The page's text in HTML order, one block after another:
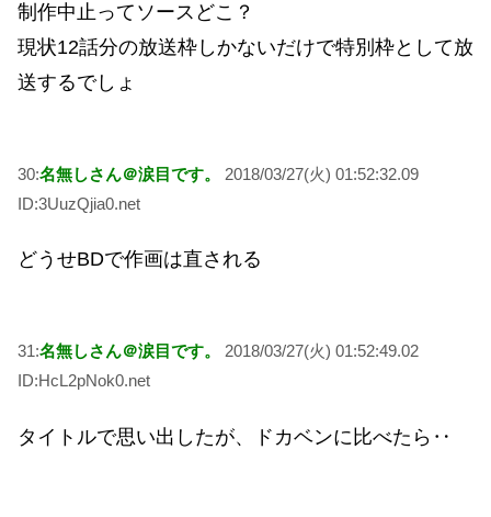
制作中止ってソースどこ？
現状12話分の放送枠しかないだけで特別枠として放
送するでしょ
30:名無しさん＠涙目です。
2018/03/27(火) 01:52:32.09
ID:3UuzQjia0.net
どうせBDで作画は直される
31:名無しさん＠涙目です。
2018/03/27(火) 01:52:49.02
ID:HcL2pNok0.net
タイトルで思い出したが、ドカベンに比べたら‥